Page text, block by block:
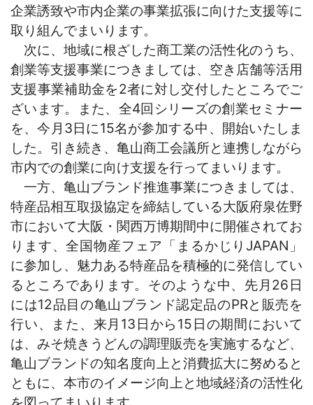
企業誘致や市内企業の事業拡張に向けた支援等に
取り組んでまいります。
次に、地域に根ざした商工業の活性化のうち、
創業等支援事業につきましては、空き店舗等活用
支援事業補助金を2者に対し交付したところでご
ざいます。また、全4回シリーズの創業セミナー
を、今月3日に15名が参加する中、開始いたしま
した。引き続き、亀山商工会議所と連携しながら
市内での創業に向け支援を行ってまいります。
一方、亀山ブランド推進事業につきましては、
特産品相互取扱協定を締結している大阪府泉佐野
市において大阪・関西万博期間中に開催されてお
ります、全国物産フェア「まるかじりJAPAN」
に参加し、魅力ある特産品を積極的に発信してい
るところであります。そのような中、先月26日
には12品目の亀山ブランド認定品のPRと販売を
行い、また、来月13日から15日の期間において
は、みそ焼きうどんの調理販売を実施するなど、
亀山ブランドの知名度向上と消費拡大に努めると
ともに、本市のイメージ向上と地域経済の活性化